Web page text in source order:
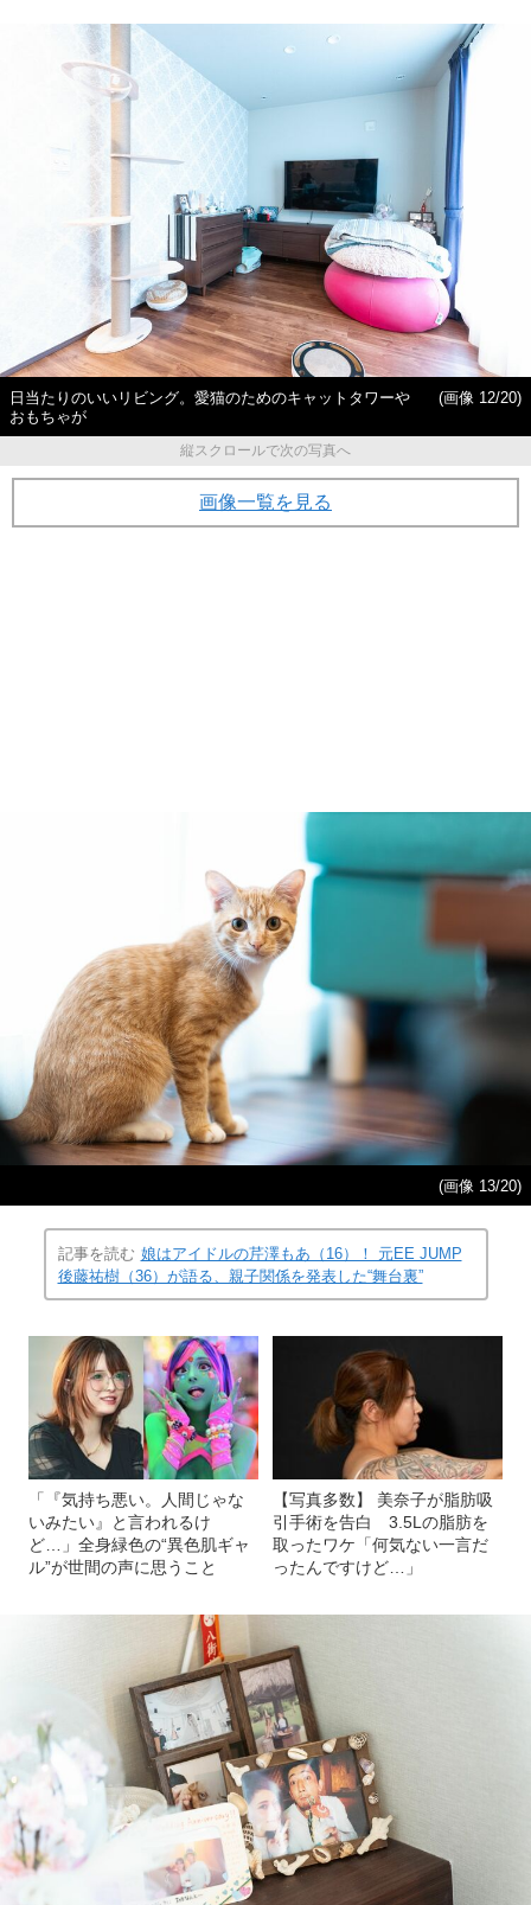
日当たりのいいリビング。愛猫のためのキャットタワーや
おもちゃが
(画像 12/20)
縦スクロールで次の写真へ
画像一覧を見る
(画像 13/20)
記事を読む 娘はアイドルの芹澤もあ（16）！ 元EE JUMP
後藤祐樹（36）が語る、親子関係を発表した“舞台裏”
「『気持ち悪い。人間じゃな
いみたい』と言われるけ
ど…」全身緑色の“異色肌ギャ
ル”が世間の声に思うこと
【写真多数】 美奈子が脂肪吸
引手術を告白 3.5Lの脂肪を
取ったワケ「何気ない一言だ
ったんですけど…」